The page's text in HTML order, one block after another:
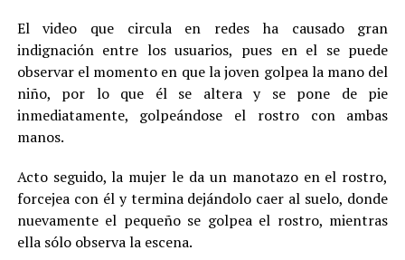
El video que circula en redes ha causado gran
indignación entre los usuarios, pues en el se puede
observar el momento en que la joven golpea la mano del
niño, por lo que él se altera y se pone de pie
inmediatamente, golpeándose el rostro con ambas
manos.
Acto seguido, la mujer le da un manotazo en el rostro,
forcejea con él y termina dejándolo caer al suelo, donde
nuevamente el pequeño se golpea el rostro, mientras
ella sólo observa la escena.